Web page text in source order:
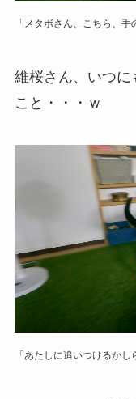
「メタボさん、こちら、手
維桜さん、いつ
こと・・・ｗ
「あたしに追いつけるかし